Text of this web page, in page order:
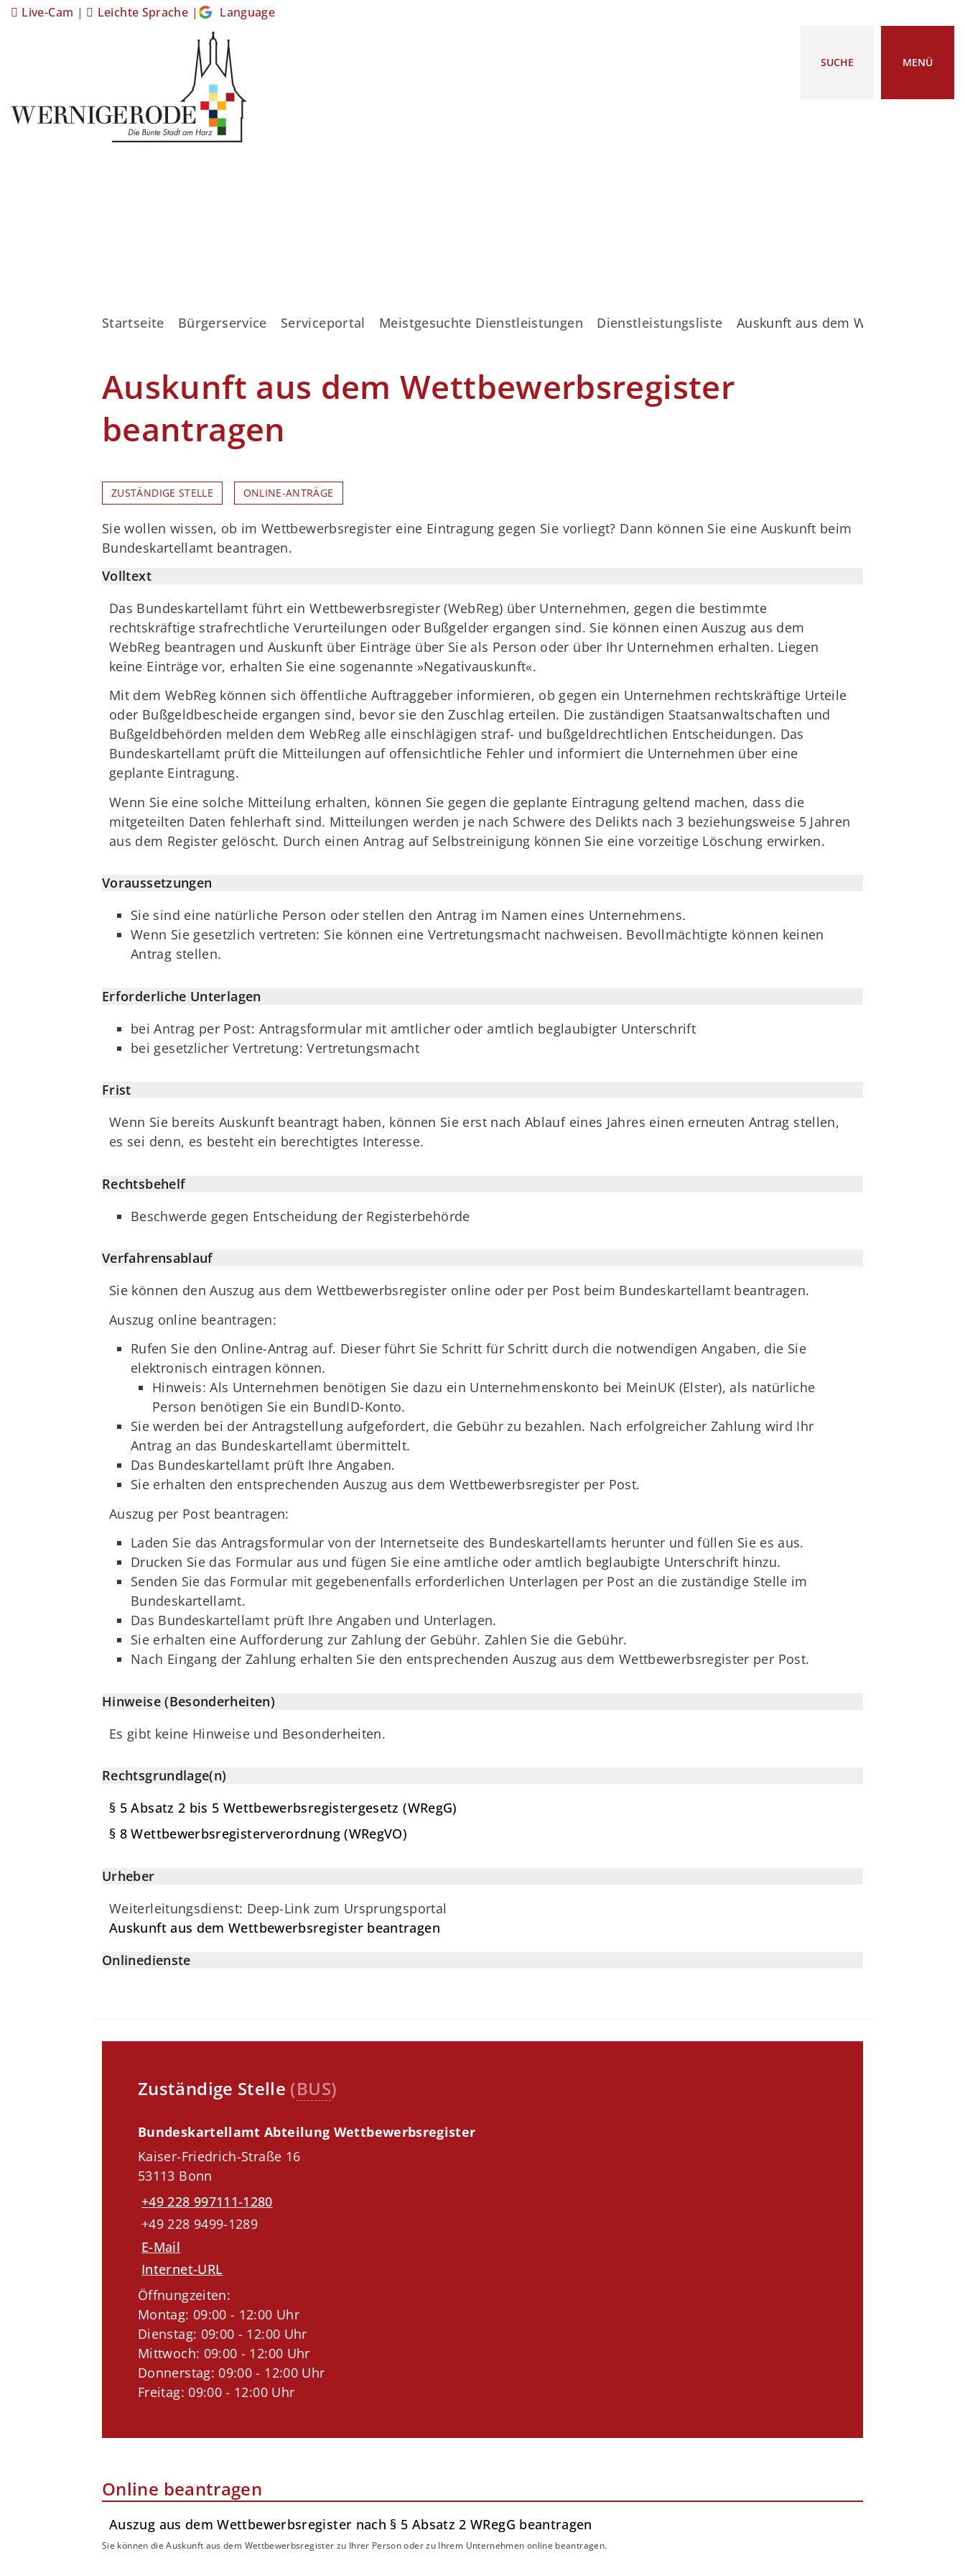
Live-Cam | Leichte Sprache | Language
SUCHE MENÜ
Startseite Bürgerservice Serviceportal Meistgesuchte Dienstleistungen Dienstleistungsliste Auskunft aus dem
Auskunft aus dem Wettbewerbsregister
beantragen
ZUSTÄNDIGE STELLE ONLINE-ANTRÄGE
Sie wollen wissen, ob im Wettbewerbsregister eine Eintragung gegen Sie vorliegt? Dann können Sie eine Auskunft beim
Bundeskartellamt beantragen.
Volltext
Das Bundeskartellamt führt ein Wettbewerbsregister (WebReg) über Unternehmen, gegen die bestimmte
rechtskräftige strafrechtliche Verurteilungen oder Bußgelder ergangen sind. Sie können einen Auszug aus dem
WebReg beantragen und Auskunft über Einträge über Sie als Person oder über Ihr Unternehmen erhalten. Liegen
keine Einträge vor, erhalten Sie eine sogenannte »Negativauskunft«.
Mit dem WebReg können sich öffentliche Auftraggeber informieren, ob gegen ein Unternehmen rechtskräftige Urteile
oder Bußgeldbescheide ergangen sind, bevor sie den Zuschlag erteilen. Die zuständigen Staatsanwaltschaften und
Bußgeldbehörden melden dem WebReg alle einschlägigen straf- und bußgeldrechtlichen Entscheidungen. Das
Bundeskartellamt prüft die Mitteilungen auf offensichtliche Fehler und informiert die Unternehmen über eine
geplante Eintragung.
Wenn Sie eine solche Mitteilung erhalten, können Sie gegen die geplante Eintragung geltend machen, dass die
mitgeteilten Daten fehlerhaft sind. Mitteilungen werden je nach Schwere des Delikts nach 3 beziehungsweise 5 Jahren
aus dem Register gelöscht. Durch einen Antrag auf Selbstreinigung können Sie eine vorzeitige Löschung erwirken.
Voraussetzungen
Sie sind eine natürliche Person oder stellen den Antrag im Namen eines Unternehmens.
Wenn Sie gesetzlich vertreten: Sie können eine Vertretungsmacht nachweisen. Bevollmächtigte können keinen
Antrag stellen.
Erforderliche Unterlagen
bei Antrag per Post: Antragsformular mit amtlicher oder amtlich beglaubigter Unterschrift
bei gesetzlicher Vertretung: Vertretungsmacht
Frist
Wenn Sie bereits Auskunft beantragt haben, können Sie erst nach Ablauf eines Jahres einen erneuten Antrag stellen,
es sei denn, es besteht ein berechtigtes Interesse.
Rechtsbehelf
Beschwerde gegen Entscheidung der Registerbehörde
Verfahrensablauf
Sie können den Auszug aus dem Wettbewerbsregister online oder per Post beim Bundeskartellamt beantragen.
Auszug online beantragen:
Rufen Sie den Online-Antrag auf. Dieser führt Sie Schritt für Schritt durch die notwendigen Angaben, die Sie
elektronisch eintragen können.
Hinweis: Als Unternehmen benötigen Sie dazu ein Unternehmenskonto bei MeinUK (Elster), als natürliche
Person benötigen Sie ein BundID-Konto.
Sie werden bei der Antragstellung aufgefordert, die Gebühr zu bezahlen. Nach erfolgreicher Zahlung wird Ihr
Antrag an das Bundeskartellamt übermittelt.
Das Bundeskartellamt prüft Ihre Angaben.
Sie erhalten den entsprechenden Auszug aus dem Wettbewerbsregister per Post.
Auszug per Post beantragen:
Laden Sie das Antragsformular von der Internetseite des Bundeskartellamts herunter und füllen Sie es aus.
Drucken Sie das Formular aus und fügen Sie eine amtliche oder amtlich beglaubigte Unterschrift hinzu.
Senden Sie das Formular mit gegebenenfalls erforderlichen Unterlagen per Post an die zuständige Stelle im
Bundeskartellamt.
Das Bundeskartellamt prüft Ihre Angaben und Unterlagen.
Sie erhalten eine Aufforderung zur Zahlung der Gebühr. Zahlen Sie die Gebühr.
Nach Eingang der Zahlung erhalten Sie den entsprechenden Auszug aus dem Wettbewerbsregister per Post.
Hinweise (Besonderheiten)
Es gibt keine Hinweise und Besonderheiten.
Rechtsgrundlage(n)
§ 5 Absatz 2 bis 5 Wettbewerbsregistergesetz (WRegG)
§ 8 Wettbewerbsregisterverordnung (WRegVO)
Urheber
Weiterleitungsdienst: Deep-Link zum Ursprungsportal
Auskunft aus dem Wettbewerbsregister beantragen
Onlinedienste
Zuständige Stelle (BUS)
Bundeskartellamt Abteilung Wettbewerbsregister
Kaiser-Friedrich-Straße 16
53113 Bonn
+49 228 997111-1280
+49 228 9499-1289
E-Mail
Internet-URL
Öffnungzeiten:
Montag: 09:00 - 12:00 Uhr
Dienstag: 09:00 - 12:00 Uhr
Mittwoch: 09:00 - 12:00 Uhr
Donnerstag: 09:00 - 12:00 Uhr
Freitag: 09:00 - 12:00 Uhr
Online beantragen
Auszug aus dem Wettbewerbsregister nach § 5 Absatz 2 WRegG beantragen
Sie können die Auskunft aus dem Wettbewerbsregister zu Ihrer Person oder zu Ihrem Unternehmen online beantragen.